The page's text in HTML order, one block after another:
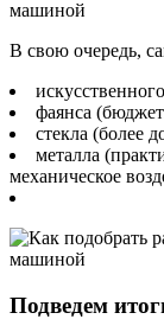
В свою очередь,
фаянса
стекла (более
металла
механическое
Подведем